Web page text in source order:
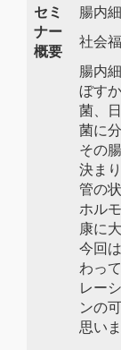
セミ
ナー
概要
腸内
社会
腸内
ぼす
菌、
菌に
その
決ま
管の状
ホル
康に
今回
わっ
レー
ンの
思いま